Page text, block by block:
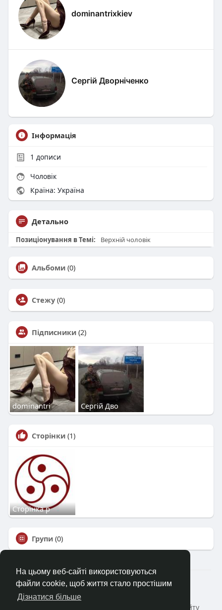
На цьому веб-сайті використовуються
файли cookie, щоб життя стало простішим
Дізнатися більше
dominantrixkiev
Сергій Дворніченко
Інформація
1 дописи
Чоловік
Країна: Україна
Детально
Позиціонування в Темі: Верхній чоловік
Альбоми (0)
Стежу (0)
Підписники (2)
dominantri Сергій Дво
Сторінки (1)
Сторінка р
Групи (0)
2023—2026 © Клуб «Насолода»
Головна
Коротко про
Умови і Правила сайту